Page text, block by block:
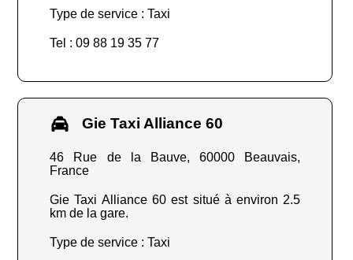
Type de service : Taxi
Tel : 09 88 19 35 77
Gie Taxi Alliance 60
46 Rue de la Bauve, 60000 Beauvais,
France
Gie Taxi Alliance 60 est situé à environ 2.5
km de la gare.
Type de service : Taxi